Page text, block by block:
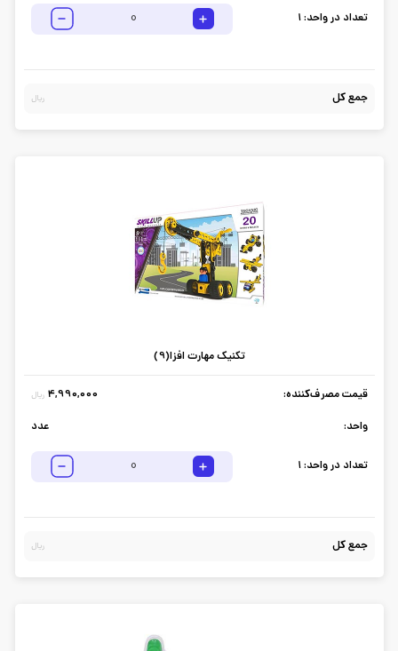
تعداد در واحد:1
جمع کل ریال
تکنیک مهارت افزا(9)
قیمت مصرف‌کننده: 4,990,000 ریال
واحد: عدد
تعداد در واحد:1
جمع کل ریال